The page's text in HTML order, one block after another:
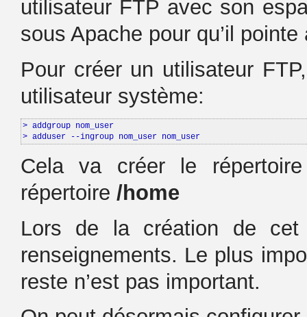
utilisateur FTP avec son
sous Apache pour qu’il
Pour créer un utilisateur
utilisateur système:
> addgroup nom_user
> adduser --ingroup nom_user nom_user
Cela va créer le
répertoire /home
Lors de la création de cet
renseignements. Le plus
reste n’est pas important.